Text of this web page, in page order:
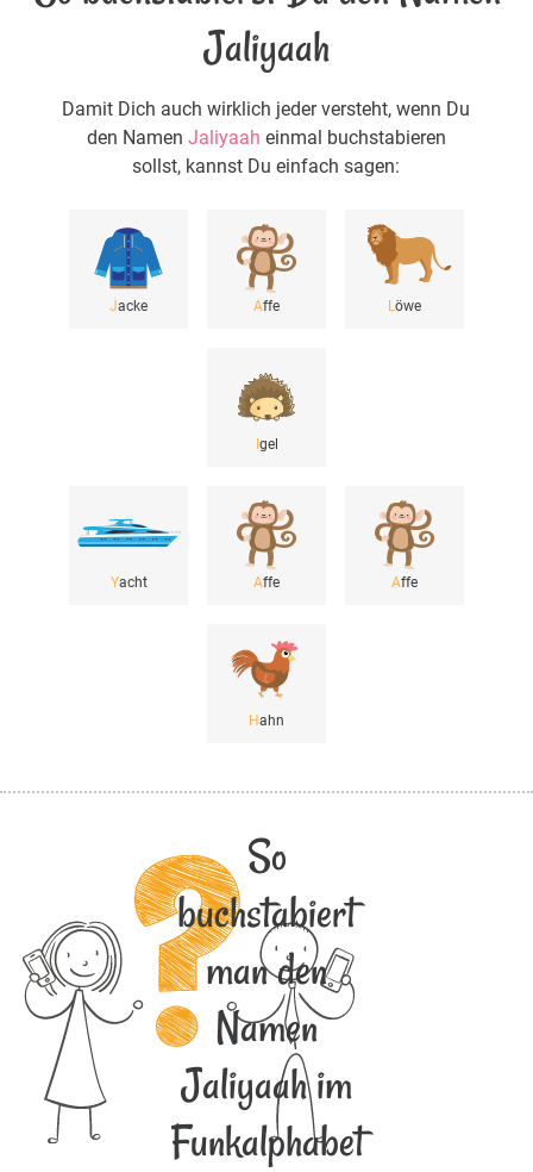
Jaliyaah
Damit Dich auch wirklich jeder versteht, wenn Du
den Namen Jaliyaah einmal buchstabieren
sollst, kannst Du einfach sagen:
Jacke Affe Löwe
gel
Yacht Affe Affe
Hahn
So
buchstabiert
man den
Namen
Jaliyaah im
Funkalphabet